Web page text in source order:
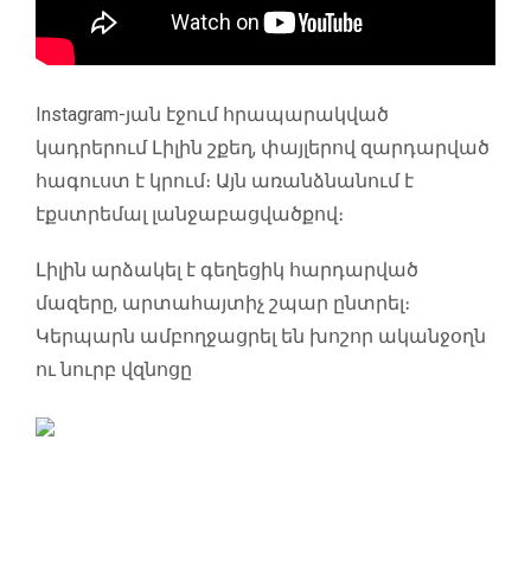
Instagram-յան էջում հրապարակված
կադրերում Լիլին շքեղ, փայլերով զարդարված
հագուստ է կրում։ Այն առանձնանում է
էքստրեմալ լանջաբացվածքով։
Լիլին արձակել է գեղեցիկ հարդարված
մազերը, արտահայտիչ շպար ընտրել։
Կերպարն ամբողջացրել են խոշոր ականջօղն
ու նուրբ վզնոցը